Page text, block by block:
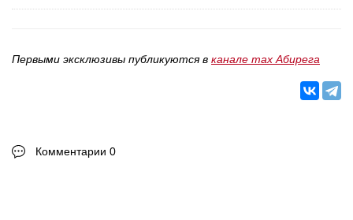
Первыми эксклюзивы публикуются в канале max Абирега
Комментарии 0